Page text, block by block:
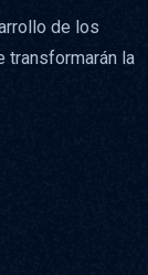
de los
transformarán la